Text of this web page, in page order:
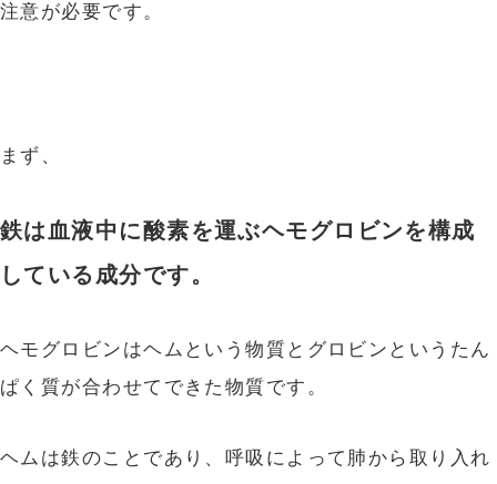
注意が必要です。
まず、
鉄は血液中に酸素を運ぶヘモグロビンを構成
している成分です。
ヘモグロビンはヘムという物質とグロビンというたん
ぱく質が合わせてできた物質です。
ヘムは鉄のことであり、呼吸によって肺から取り入れ